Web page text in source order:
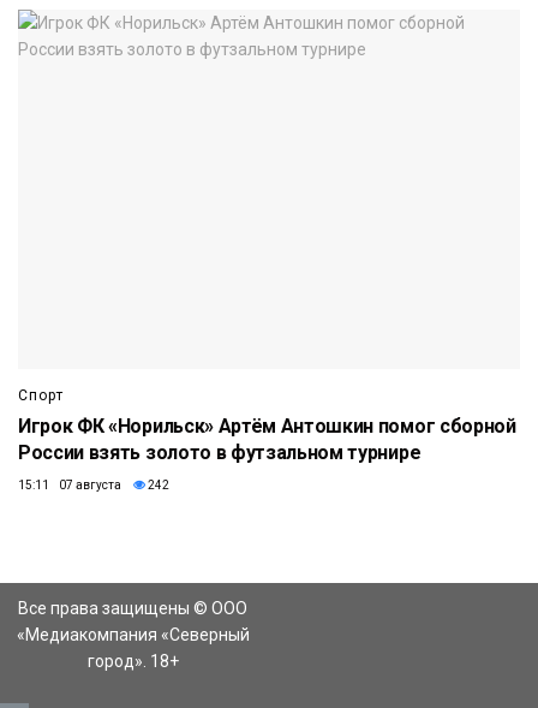
Спорт
Игрок ФК «Норильск» Артём Антошкин помог сборной
России взять золото в футзальном турнире
15:11 07 августа 242
Все права защищены © ООО
«Медиакомпания «Северный
город». 18+